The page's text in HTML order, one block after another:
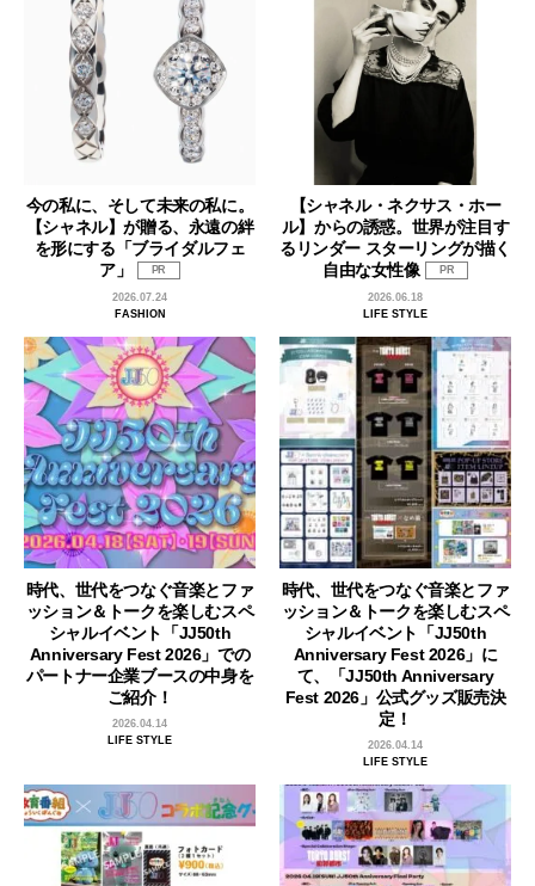
今の私に、そして未来の私に。
【シャネル】が贈る、永遠の絆
を形にする「ブライダルフェ
ア」
PR
2026.07.24
FASHION
【シャネル・ネクサス・ホー
ル】からの誘惑。世界が注目す
るリンダー スターリングが描く
自由な女性像
PR
2026.06.18
LIFE STYLE
時代、世代をつなぐ音楽とファ
ッション＆トークを楽しむスペ
シャルイベント「JJ50th
Anniversary Fest 2026」での
パートナー企業ブースの中身を
ご紹介！
2026.04.14
LIFE STYLE
時代、世代をつなぐ音楽とファ
ッション＆トークを楽しむスペ
シャルイベント「JJ50th
Anniversary Fest 2026」に
て、「JJ50th Anniversary
Fest 2026」公式グッズ販売決
定！
2026.04.14
LIFE STYLE